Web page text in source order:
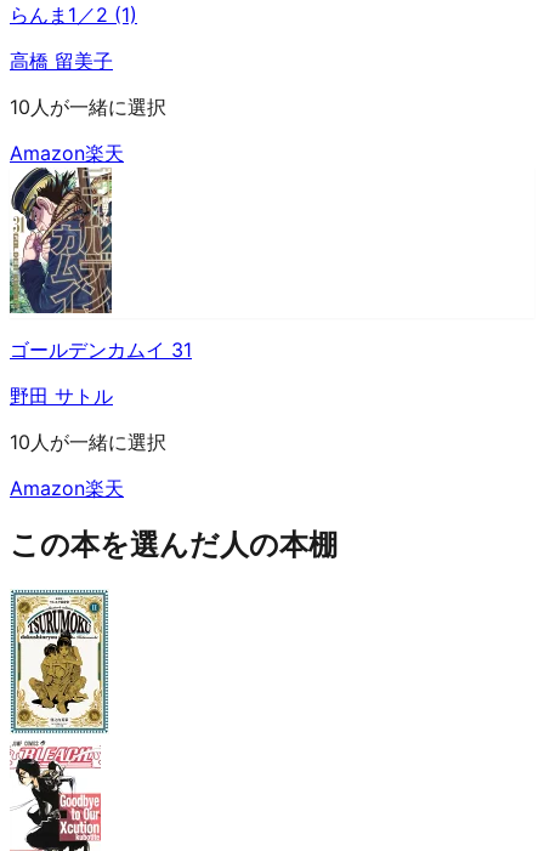
らんま1／2 (1)
高橋 留美子
10人が一緒に選択
Amazon楽天
ゴールデンカムイ 31
野田 サトル
10人が一緒に選択
Amazon楽天
この本を選んだ人の本棚